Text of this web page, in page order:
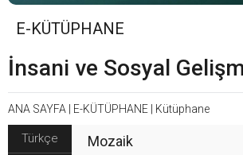
E-KÜTÜPHANE
İnsani ve Sosyal
ANA SAYFA E-KÜTÜPHANE Kütüphane
Türkçe Mozaik